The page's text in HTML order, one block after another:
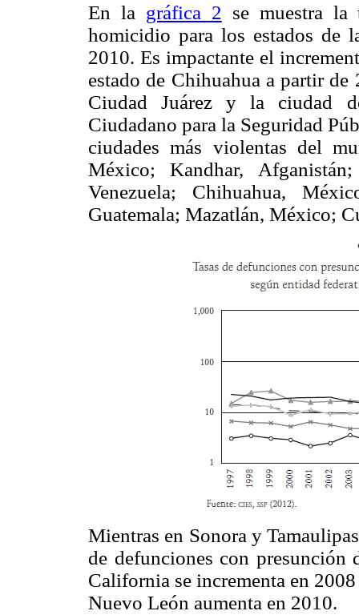
En la gráfica 2 se muestra la
homicidio para los estados de
2010. Es impactante el
estado de Chihuahua a partir de
Ciudad Juárez y la ciudad
Ciudadano para la Seguridad
ciudades más violentas del
México; Kandhar,
Venezuela; Chihuahua,
Guatemala; Mazatlán, México;
Mientras en Sonora y
de defunciones con
California se incrementa en
Nuevo León aumenta en 2010.